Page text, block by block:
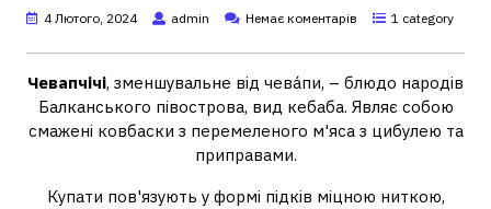
4 Лютого, 2024 admin Немає коментарів 1 category
Чевапчічі, зменшувальне від чева́пи, – блюдо народів
Балканського півострова, вид кебаба. Являє собою
смажені ковбаски з перемеленого м'яса з цибулею та
приправами.
Купати пов'язують у формі підків міцною ниткою,